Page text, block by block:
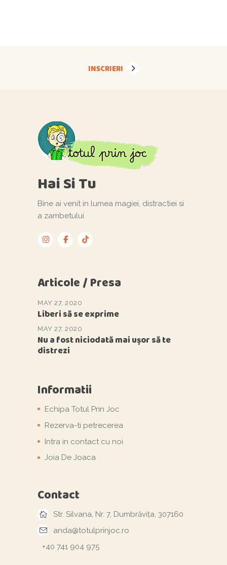
INSCRIERI
Hai Si Tu
Bine ai venit in lumea magiei, distractiei si
a zambetului
Articole / Presa
MAY 27, 2020
Liberi să se exprime
MAY 27, 2020
Nu a fost niciodată mai ușor să te
distrezi
Informatii
Echipa Totul Prin Joc
Rezerva-ti petrecerea
Intra in contact cu noi
Joia De Joaca
Contact
Str. Silvana, Nr. 7, Dumbrăvița, 307160
anda@totulprinjoc.ro
+40 741 904 975